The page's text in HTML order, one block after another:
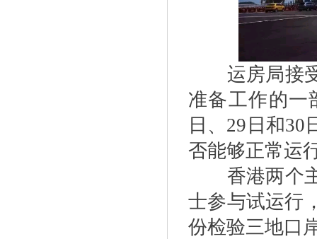
运房局接受
准备工作的一
日、29日和
否能够正常运
香港两个主
士参与试运行
份检验三地口